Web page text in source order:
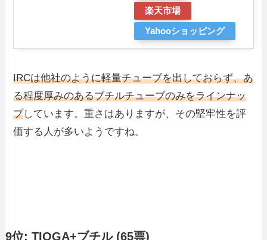
楽天市場
Yahooショッピング
IRCは他社のように軽量チューブを出しておらず、あ
る程度厚みのあるブチルチューブのみをラインナッ
プしています。重さはありますが、その堅牢性を評
価する人が多いようですね。
9位: TIOGA+ブチル (65票)